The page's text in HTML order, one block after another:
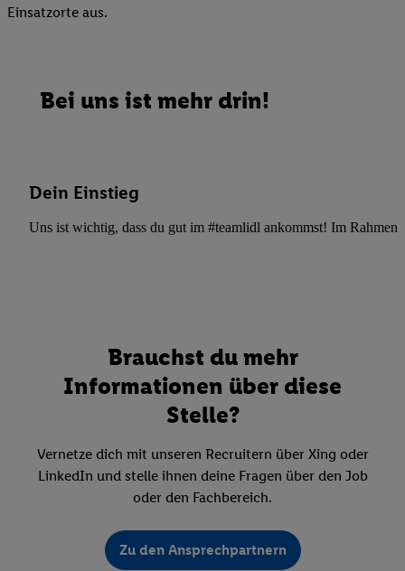
Einsatzorte aus.
Bei uns ist mehr drin!
Dein Einstieg
Uns ist wichtig, dass du gut im #teamlidl ankommst! Im Rahmen
Brauchst du mehr
Informationen über diese
Stelle?
Vernetze dich mit unseren Recruitern über Xing oder
LinkedIn und stelle ihnen deine Fragen über den Job
oder den Fachbereich.
Zu den Ansprechpartnern